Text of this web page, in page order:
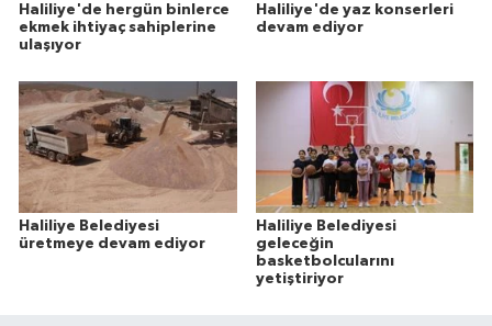
Haliliye'de hergün binlerce
ekmek ihtiyaç sahiplerine
ulaşıyor
Haliliye'de yaz konserleri
devam ediyor
Haliliye Belediyesi
üretmeye devam ediyor
Haliliye Belediyesi
geleceğin
basketbolcularını
yetiştiriyor